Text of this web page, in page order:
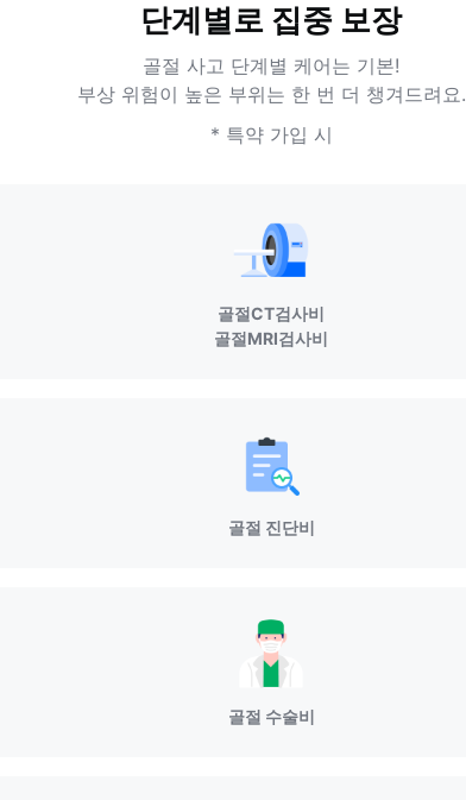
단계별로 집중 보장
골절 사고 단계별 케어는 기본!
부상 위험이 높은 부위는 한 번 더 챙겨드려요.
* 특약 가입 시
골절CT검사비
골절MRI검사비
골절 진단비
골절 수술비